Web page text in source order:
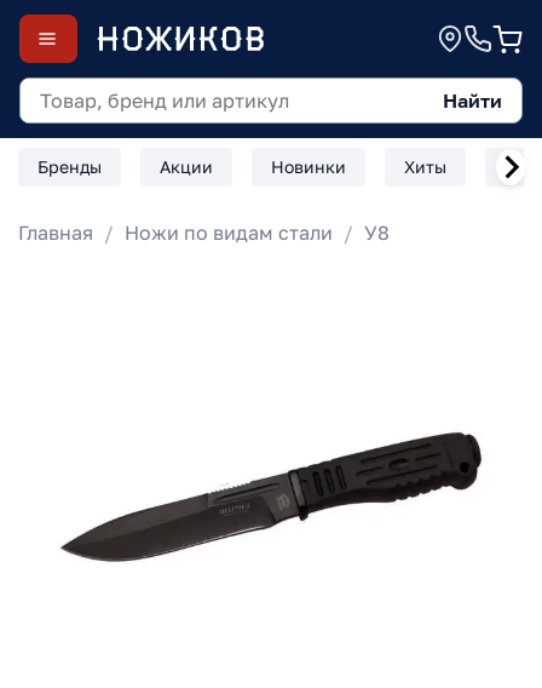
Найти
Бренды Акции Новинки Хиты
Главная Ножи по видам стали У8